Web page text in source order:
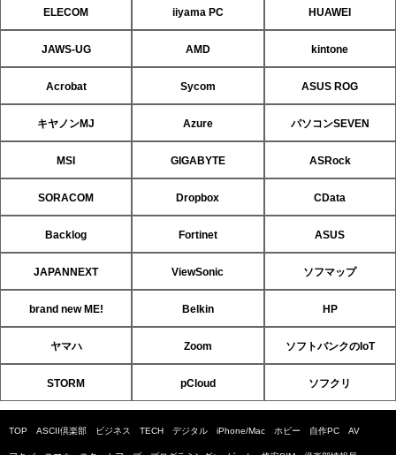
ELECOM iiyama PC HUAWEI
JAWS-UG AMD kintone
Acrobat Sycom ASUS ROG
キヤノンMJ Azure パソコンSEVEN
MSI GIGABYTE ASRock
SORACOM Dropbox CData
Backlog Fortinet ASUS
JAPANNEXT ViewSonic ソフマップ
brand new ME! Belkin HP
ヤマハ Zoom ソフトバンクのIoT
STORM pCloud ソフクリ
TOP ASCII倶楽部 ビジネス TECH デジタル iPhone/Mac ホビー 自作PC AV